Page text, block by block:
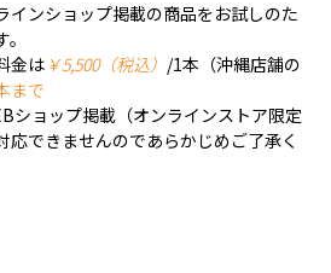
インショップ掲載の商品をお試しのた
金は ￥5,500（税込） /1本（沖縄店舗の
まで
ショップ掲載（オンラインストア限定
応できませんのであらかじめご了承く